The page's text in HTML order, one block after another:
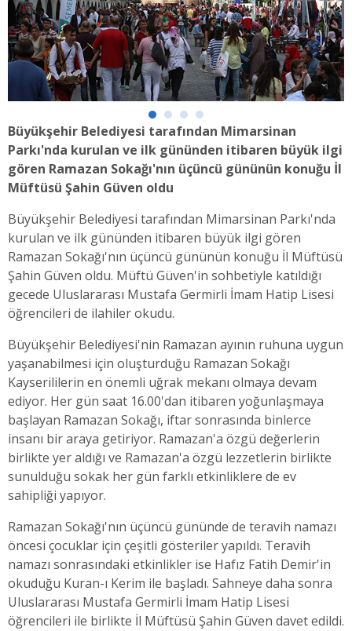
Büyükşehir Belediyesi tarafından Mimarsinan
Parkı'nda kurulan ve ilk gününden itibaren büyük ilgi
gören Ramazan Sokağı'nın üçüncü gününün konuğu İl
Müftüsü Şahin Güven oldu
Büyükşehir Belediyesi tarafından Mimarsinan Parkı'nda
kurulan ve ilk gününden itibaren büyük ilgi gören
Ramazan Sokağı'nın üçüncü gününün konuğu İl Müftüsü
Şahin Güven oldu. Müftü Güven'in sohbetiyle katıldığı
gecede Uluslararası Mustafa Germirli İmam Hatip Lisesi
öğrencileri de ilahiler okudu.
Büyükşehir Belediyesi'nin Ramazan ayının ruhuna uygun
yaşanabilmesi için oluşturduğu Ramazan Sokağı
Kayserililerin en önemli uğrak mekanı olmaya devam
ediyor. Her gün saat 16.00'dan itibaren yoğunlaşmaya
başlayan Ramazan Sokağı, iftar sonrasında binlerce
insanı bir araya getiriyor. Ramazan'a özgü değerlerin
birlikte yer aldığı ve Ramazan'a özgü lezzetlerin birlikte
sunulduğu sokak her gün farklı etkinliklere de ev
sahipliği yapıyor.
Ramazan Sokağı'nın üçüncü gününde de teravih namazı
öncesi çocuklar için çeşitli gösteriler yapıldı. Teravih
namazı sonrasındaki etkinlikler ise Hafız Fatih Demir'in
okuduğu Kuran-ı Kerim ile başladı. Sahneye daha sonra
Uluslararası Mustafa Germirli İmam Hatip Lisesi
öğrencileri ile birlikte İl Müftüsü Şahin Güven davet edildi.